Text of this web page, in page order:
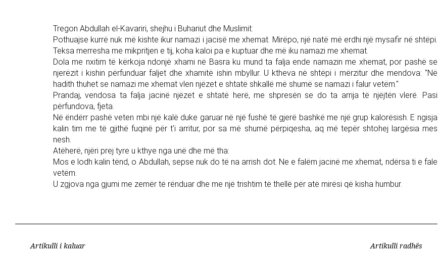
Tregon Abdullah el-Kavariri, shejhu i Buhariut dhe Muslimit:
Pothuajse kurrë nuk më kishte ikur namazi i jacisë me xhemat. Mirëpo, një natë më erdhi një mysafir në shtëpi.
Teksa merresha me mikpritjen e tij, koha kaloi pa e kuptuar dhe më iku namazi me xhemat.
Dola me nxitim të kërkoja ndonjë xhami në Basra ku mund ta falja ende namazin me xhemat, por pashë se
njerëzit i kishin përfunduar faljet dhe xhamitë ishin mbyllur. U ktheva në shtëpi i mërzitur dhe mendova: "Në
hadith thuhet se namazi me xhemat vlen njëzet e shtatë shkallë më shumë se namazi i falur vetëm."
Prandaj, vendosa ta falja jacinë njëzet e shtatë herë, me shpresën se do ta arrija të njëjtën vlerë. Pasi
përfundova, fjeta.
Në ëndërr pashë veten mbi një kalë duke garuar në një fushë të gjerë bashkë me një grup kalorësish. E ngisja
kalin tim me të gjithë fuqinë për t'i arritur, por sa më shumë përpiqesha, aq më tepër shtohej largësia mes
nesh.
Atëherë, njëri prej tyre u kthye nga unë dhe më tha:
Mos e lodh kalin tënd, o Abdullah, sepse nuk do të na arrish dot. Ne e falëm jacinë me xhemat, ndërsa ti e fale
vetëm.
U zgjova nga gjumi me zemër të rënduar dhe me një trishtim të thellë për atë mirësi që kisha humbur.
Artikulli i kaluar Artikulli radhës